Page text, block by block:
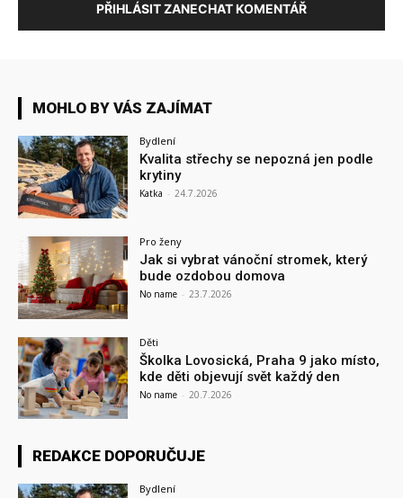
PŘIHLÁSIT ZANECHAT KOMENTÁŘ
MOHLO BY VÁS ZAJÍMAT
Bydlení
Kvalita střechy se nepozná jen podle
krytiny
Katka - 24.7.2026
Pro ženy
Jak si vybrat vánoční stromek, který
bude ozdobou domova
No name - 23.7.2026
Děti
Školka Lovosická, Praha 9 jako místo,
kde děti objevují svět každý den
No name - 20.7.2026
REDAKCE DOPORUČUJE
Bydlení